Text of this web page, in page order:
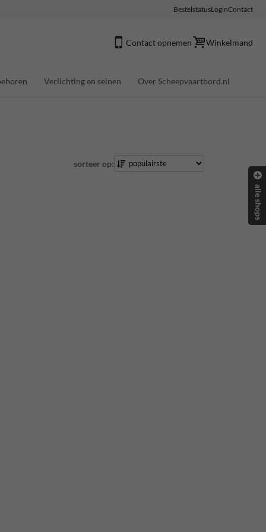
BestelstatusLoginContact
Contact opnemen Winkelmand
Verlichting en seinen Over Scheepvaartbord.nl
sorteer op:
alle shops